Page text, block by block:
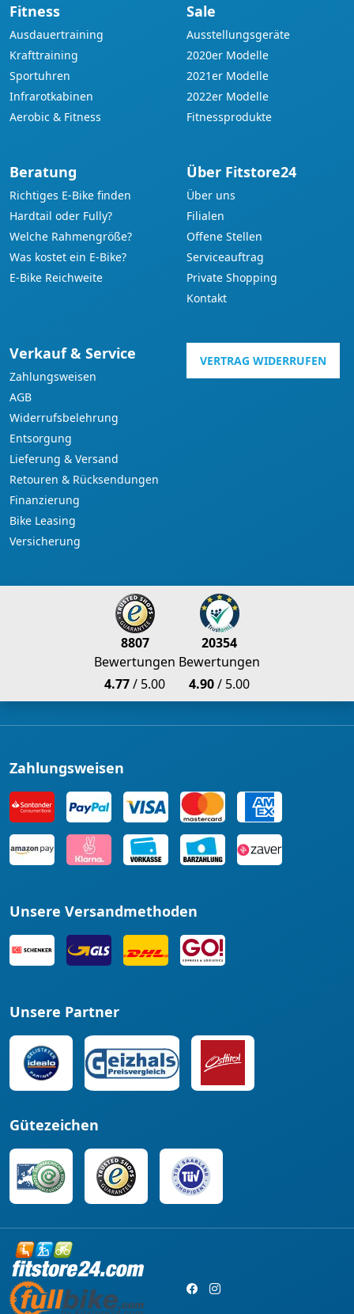
Fitness
Ausdauertraining
Krafttraining
Sportuhren
Infrarotkabinen
Aerobic & Fitness
Sale
Ausstellungsgeräte
2020er Modelle
2021er Modelle
2022er Modelle
Fitnessprodukte
Beratung
Richtiges E-Bike finden
Hardtail oder Fully?
Welche Rahmengröße?
Was kostet ein E-Bike?
E-Bike Reichweite
Über Fitstore24
Über uns
Filialen
Offene Stellen
Serviceauftrag
Private Shopping
Kontakt
Verkauf & Service
Zahlungsweisen
AGB
Widerrufsbelehrung
Entsorgung
Lieferung & Versand
Retouren & Rücksendungen
Finanzierung
Bike Leasing
Versicherung
VERTRAG WIDERRUFEN
8807
Bewertungen
4.77/ 5.00
20354
Bewertungen
4.90/ 5.00
Zahlungsweisen
Unsere Versandmethoden
Unsere Partner
Gütezeichen